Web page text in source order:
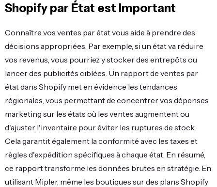
Shopify par État est Important
Connaître vos ventes par état vous aide à prendre des
décisions appropriées. Par exemple, si un état va réduire
vos revenus, vous pourriez y stocker des entrepôts ou
lancer des publicités ciblées. Un rapport de ventes par
état dans Shopify met en évidence les tendances
régionales, vous permettant de concentrer vos dépenses
marketing sur les états où les ventes augmentent ou
d'ajuster l'inventaire pour éviter les ruptures de stock.
Cela garantit également la conformité avec les taxes et
règles d'expédition spécifiques à chaque état. En résumé,
ce rapport transforme les données brutes en stratégie. En
utilisant Mipler, même les boutiques sur des plans Shopify